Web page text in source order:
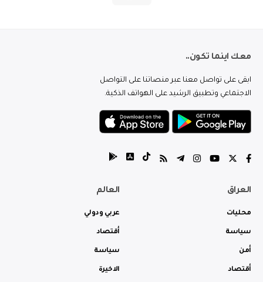
معك اينما تكون..
ابقى على تواصل معنا عبر منصاتنا على التواصل
الاجتماعي وتطبيق الرشيد على الهواتف الذكية.
العراق
محليات
سياسة
أمن
أقتصاد
العالم
عربي ودولي
أقتصاد
سياسة
الاخيرة